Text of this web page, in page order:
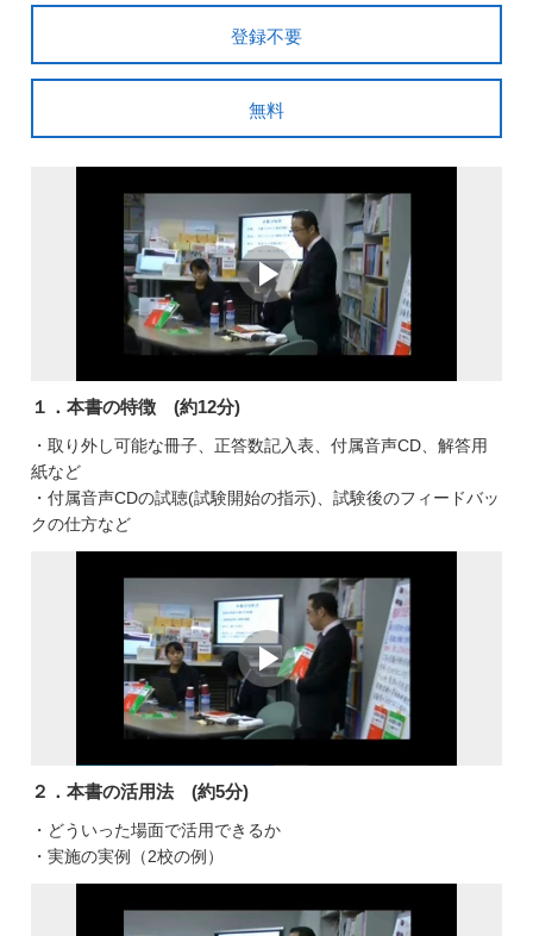
登録不要
無料
１．本書の特徴 (約12分)
・取り外し可能な冊子、正答数記入表、付属音声CD、解答用
紙など
・付属音声CDの試聴(試験開始の指示)、試験後のフィードバッ
クの仕方など
２．本書の活用法 (約5分)
・どういった場面で活用できるか
・実施の実例（2校の例）